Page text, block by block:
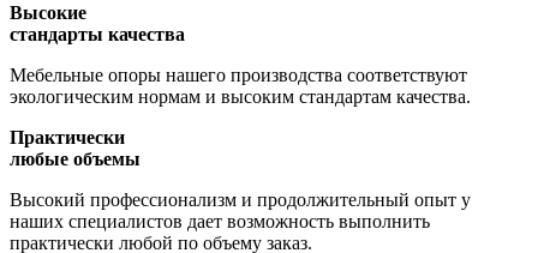
Высокие
стандарты качества
Мебельные опоры нашего производства соответствуют
экологическим нормам и высоким стандартам качества.
Практически
любые объемы
Высокий профессионализм и продолжительный опыт у
наших специалистов дает возможность выполнить
практически любой по объему заказ.